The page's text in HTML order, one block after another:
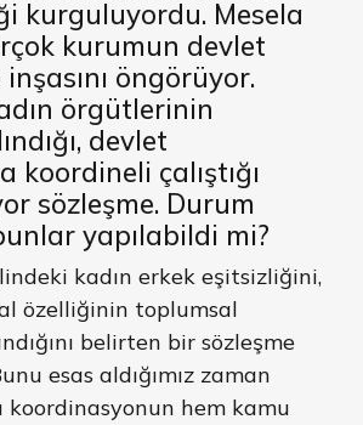
kurguluyordu. Mesela
kurumun devlet
öngörüyor.
örgütlerinin
devlet
koordineli çalıştığı
sözleşme. Durum
yapılabildi mi?
kadın erkek eşitsizliğini,
özelliğinin toplumsal
belirten bir sözleşme
esas aldığımız zaman
koordinasyonun hem kamu